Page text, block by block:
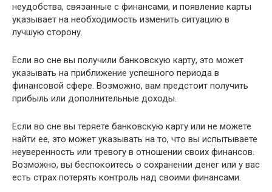
неудобства, связанные с финансами, и появление карты
указывает на необходимость изменить ситуацию в
лучшую сторону.
Если во сне вы получили банковскую карту, это может
указывать на приближение успешного периода в
финансовой сфере. Возможно, вам предстоит получить
прибыль или дополнительные доходы.
Если во сне вы теряете банковскую карту или не можете
найти ее, это может указывать на то, что вы испытываете
неуверенность или тревогу в отношении своих финансов.
Возможно, вы беспокоитесь о сохранении денег или у вас
есть страх потерять контроль над своими финансами.